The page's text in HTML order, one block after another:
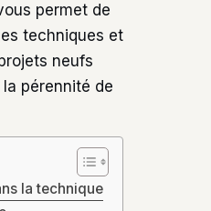
permet de
techniques et
neufs
pérennité de
la technique